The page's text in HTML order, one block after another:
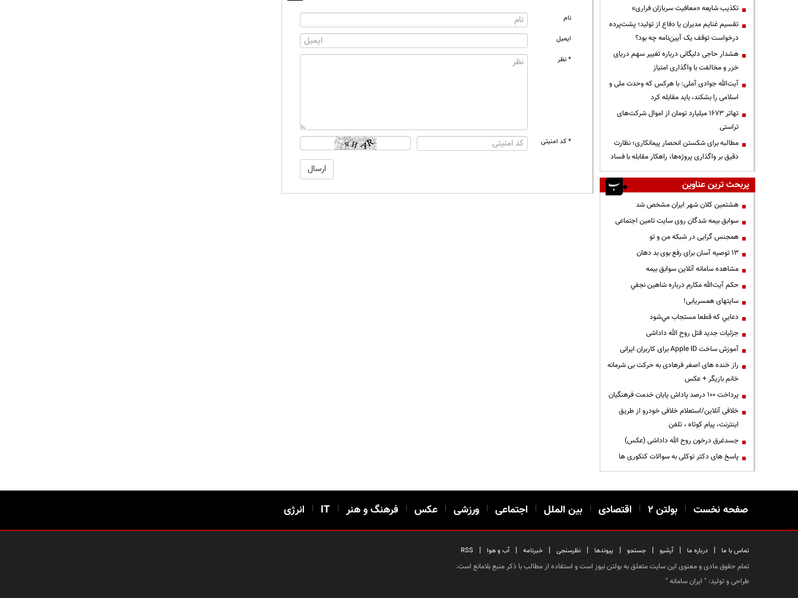
نام
ایمیل
* نظر
* کد امنیتی
تکذیب شایعه «معافیت سربازان فراری»
تقسیم غنایم مدیران یا دفاع از تولید؛ پشت‌پرده
درخواست توقف یک آیین‌نامه چه بود؟
هشدار حاجی دلیگانی درباره تغییر سهم دریای
خزر و مخالفت با واگذاری امتیاز
آیت‌الله جوادی آملی: با هرکس که وحدت ملی و
اسلامی را بشکند، باید مقابله کرد
تهاتر ۱۶۷۳ میلیارد تومان از اموال شرکت‌های
تراستی
مطالبه برای شکستن انحصار پیمانکاری؛ نظارت
دقیق بر واگذاری پروژه‌ها، راهکار مقابله با فساد
پربحث ترین عناوین
هشتمین کلان شهر ایران مشخص شد
سوابق بیمه شدگان روی سایت تامین اجتماعی
همجنس گرایی در شبکه من و تو
13 توصیه آسان برای رفع بوی بد دهان
مشاهده سامانه آنلاين سوابق بیمه
حكم آيت‌الله مكارم درباره شاهين نجفي
سایتهای همسریابی!
دعايي كه قطعا مستجاب مي‌شود
جزئیات جدید قتل روح الله داداشی
آموزش ساخت Apple ID برای کاربران ایرانی
راز خنده های اصغر فرهادی به حرکت بی شرمانه
خانم بازیگر + عکس
پرداخت ۱۰۰ درصد پاداش پایان خدمت فرهنگیان
خلافی آنلاین/استعلام خلافی خودرو از طریق
اینترنت، پیام کوتاه ، تلفن
جسدغرق درخون روح الله داداشی (عکس)
پاسخ های دکتر توکلی به سوالات کنکوری ها
صفحه نخست | بولتن ۲ | اقتصادی | بین الملل | اجتماعی | ورزشی | عکس | فرهنگ و هنر |
IT
| انرژی
تماس با ما | درباره ما | آرشیو | جستجو | پیوندها | نظرسنجی | خبرنامه | آب و هوا |
RSS
تمام حقوق مادی و معنوی این سایت متعلق به بولتن نیوز است و استفاده از مطالب با ذکر منبع بلامانع است.
طراحی و تولید: " ایران سامانه"